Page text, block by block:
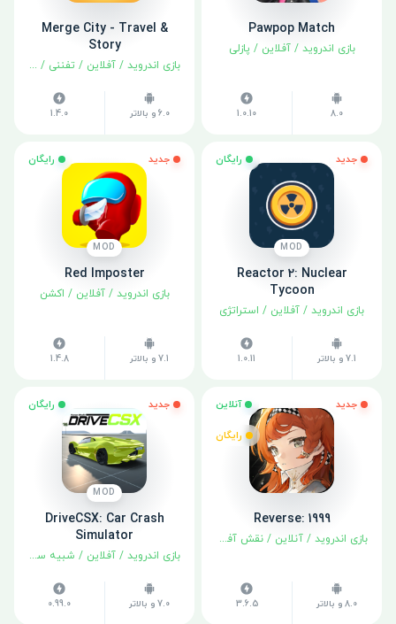
Pawpop Match
بازی اندروید /آفلاین / پازلی
8.0
1.0.10
Merge City - Travel &
Story
بازی اندروید / آفلاین / تفننی / شبیه
6.0 و بالاتر 1.4.0
جدید رایگان
MOD
Reactor 2: Nuclear
Tycoon
بازی اندروید / آفلاین / استراتژی
7.1 و بالاتر 1.0.11
جدید رایگان
MOD
Red Imposter
بازی اندروید /آفلاین / اکشن
7.1 و بالاتر 1.4.8
جدید آنلاین
رایگان
Reverse: 1999
بازی اندروید / آنلاین / نقش آفرینی
8.0 و بالاتر 3.6.5
جدید رایگان
MOD
DriveCSX: Car Crash
Simulator
بازی اندروید / آفلاین / شبیه سازی
7.0 و بالاتر 0.99.0